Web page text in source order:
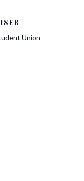
Union